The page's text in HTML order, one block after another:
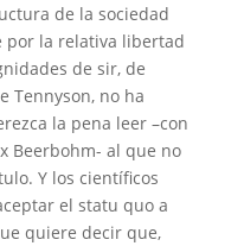
de la sociedad
por la relativa libertad
de sir, de
Tennyson, no ha
la pena leer –con
Beerbohm- al que no
Y los científicos
el statu quo a
quiere decir que,